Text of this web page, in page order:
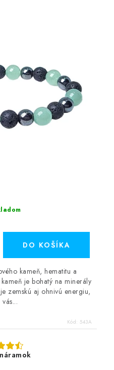
DO KOŠÍKA
kameň, hematitu a
je bohatý na minerály
zemskú aj ohnivú energiu,
Kód: 543A